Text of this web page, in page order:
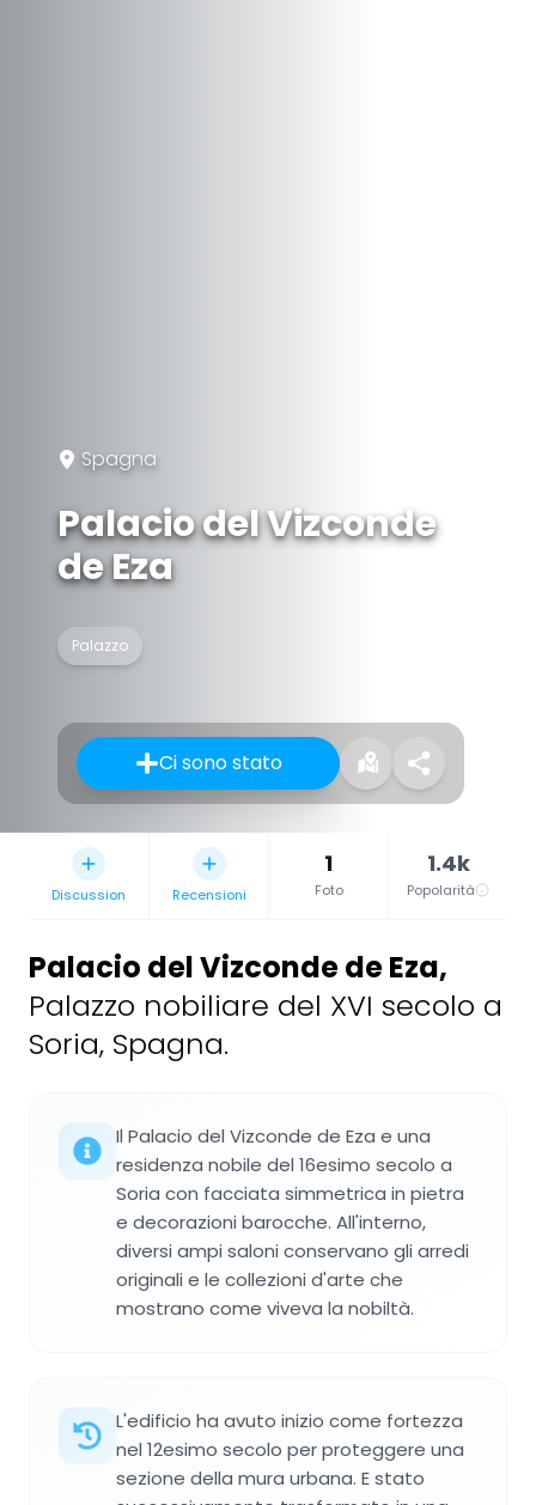
Spagna
Palacio del Vizconde
de Eza
Palazzo
Ci sono stato
Discussion Recensioni
1
Foto
1.4k
Popolarità
Palacio del Vizconde de Eza,
Palazzo nobiliare del XVI secolo a
Soria, Spagna.
Il Palacio del Vizconde de Eza e una
residenza nobile del 16esimo secolo a
Soria con facciata simmetrica in pietra
e decorazioni barocche. All'interno,
diversi ampi saloni conservano gli arredi
originali e le collezioni d'arte che
mostrano come viveva la nobiltà.
L'edificio ha avuto inizio come fortezza
nel 12esimo secolo per proteggere una
sezione della mura urbana. E stato